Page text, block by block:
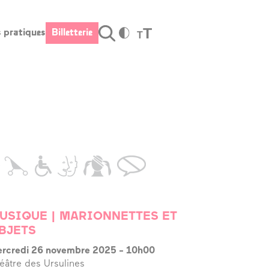
pratiques Billetterie TT
–
cadeau
| MARIONNETTES ET
26 novembre 2025 - 10h00
des Ursulines